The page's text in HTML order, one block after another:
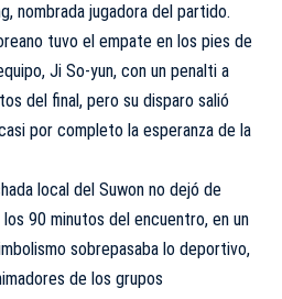
nombrada jugadora del partido.
tuvo el empate en los pies de
Ji So-yun, con un penalti a
del final, pero su disparo salió
por completo la esperanza de la
local del Suwon no dejó de
90 minutos del encuentro, en un
sobrepasaba lo deportivo,
de los grupos